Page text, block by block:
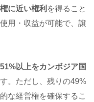
に近い権利 を得ること
用・収益が可能で、譲
51%以上をカンボジア国
。ただし、残りの49%
な経営権を確保するこ